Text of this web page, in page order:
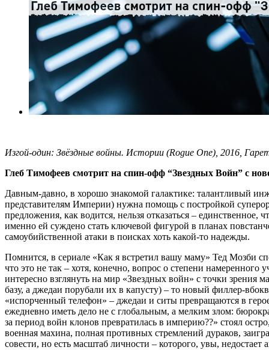
Изгой-один: Звёздные войны. Истории (Rogue One), 2016,
Глеб Тимофеев смотрит на спин-офф “Звездных Войн” с
Давным-давно, в хорошо знакомой галактике: талантливый
представителям Империи) нужна помощь с постройкой
предложения, как водится, нельзя отказаться –
именно ей суждено стать ключевой фигурой в планах
самоубийственной атаки в поисках хоть какой-то надежды.
Помнится, в сериале «Как я встретил вашу маму» Тед Мозби
что это не так – хотя, конечно, вопрос о степени
интересно взглянуть на мир «Звездных войн» с точки
базу, а джедаи порубали их в капусту) – то новый филлер-
«испорченный телефон» – джедаи и ситы превращаются в
ежедневно иметь дело не с глобальным, а мелким злом:
за период войн клонов превратилась в империю??» стоял
военная махина, полная противных стремлений дураков,
совести, но есть масштаб личности – которого, увы, недостает